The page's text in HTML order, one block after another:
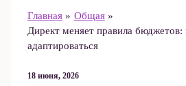
Главная
Общая
Директ меняет правила бюджетов:
адаптироваться
18 июня, 2026